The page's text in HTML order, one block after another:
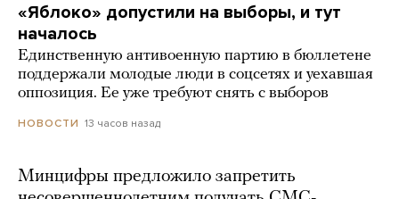
«Яблоко» допустили на выборы, и тут
началось
Единственную антивоенную партию в бюллетене
поддержали молодые люди в соцсетях и уехавшая
оппозиция. Ее уже требуют снять с выборов
НОВОСТИ 13 часов назад
Минцифры предложило запретить